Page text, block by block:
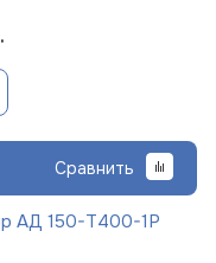
Сравнить
АД 150-Т400-1Р